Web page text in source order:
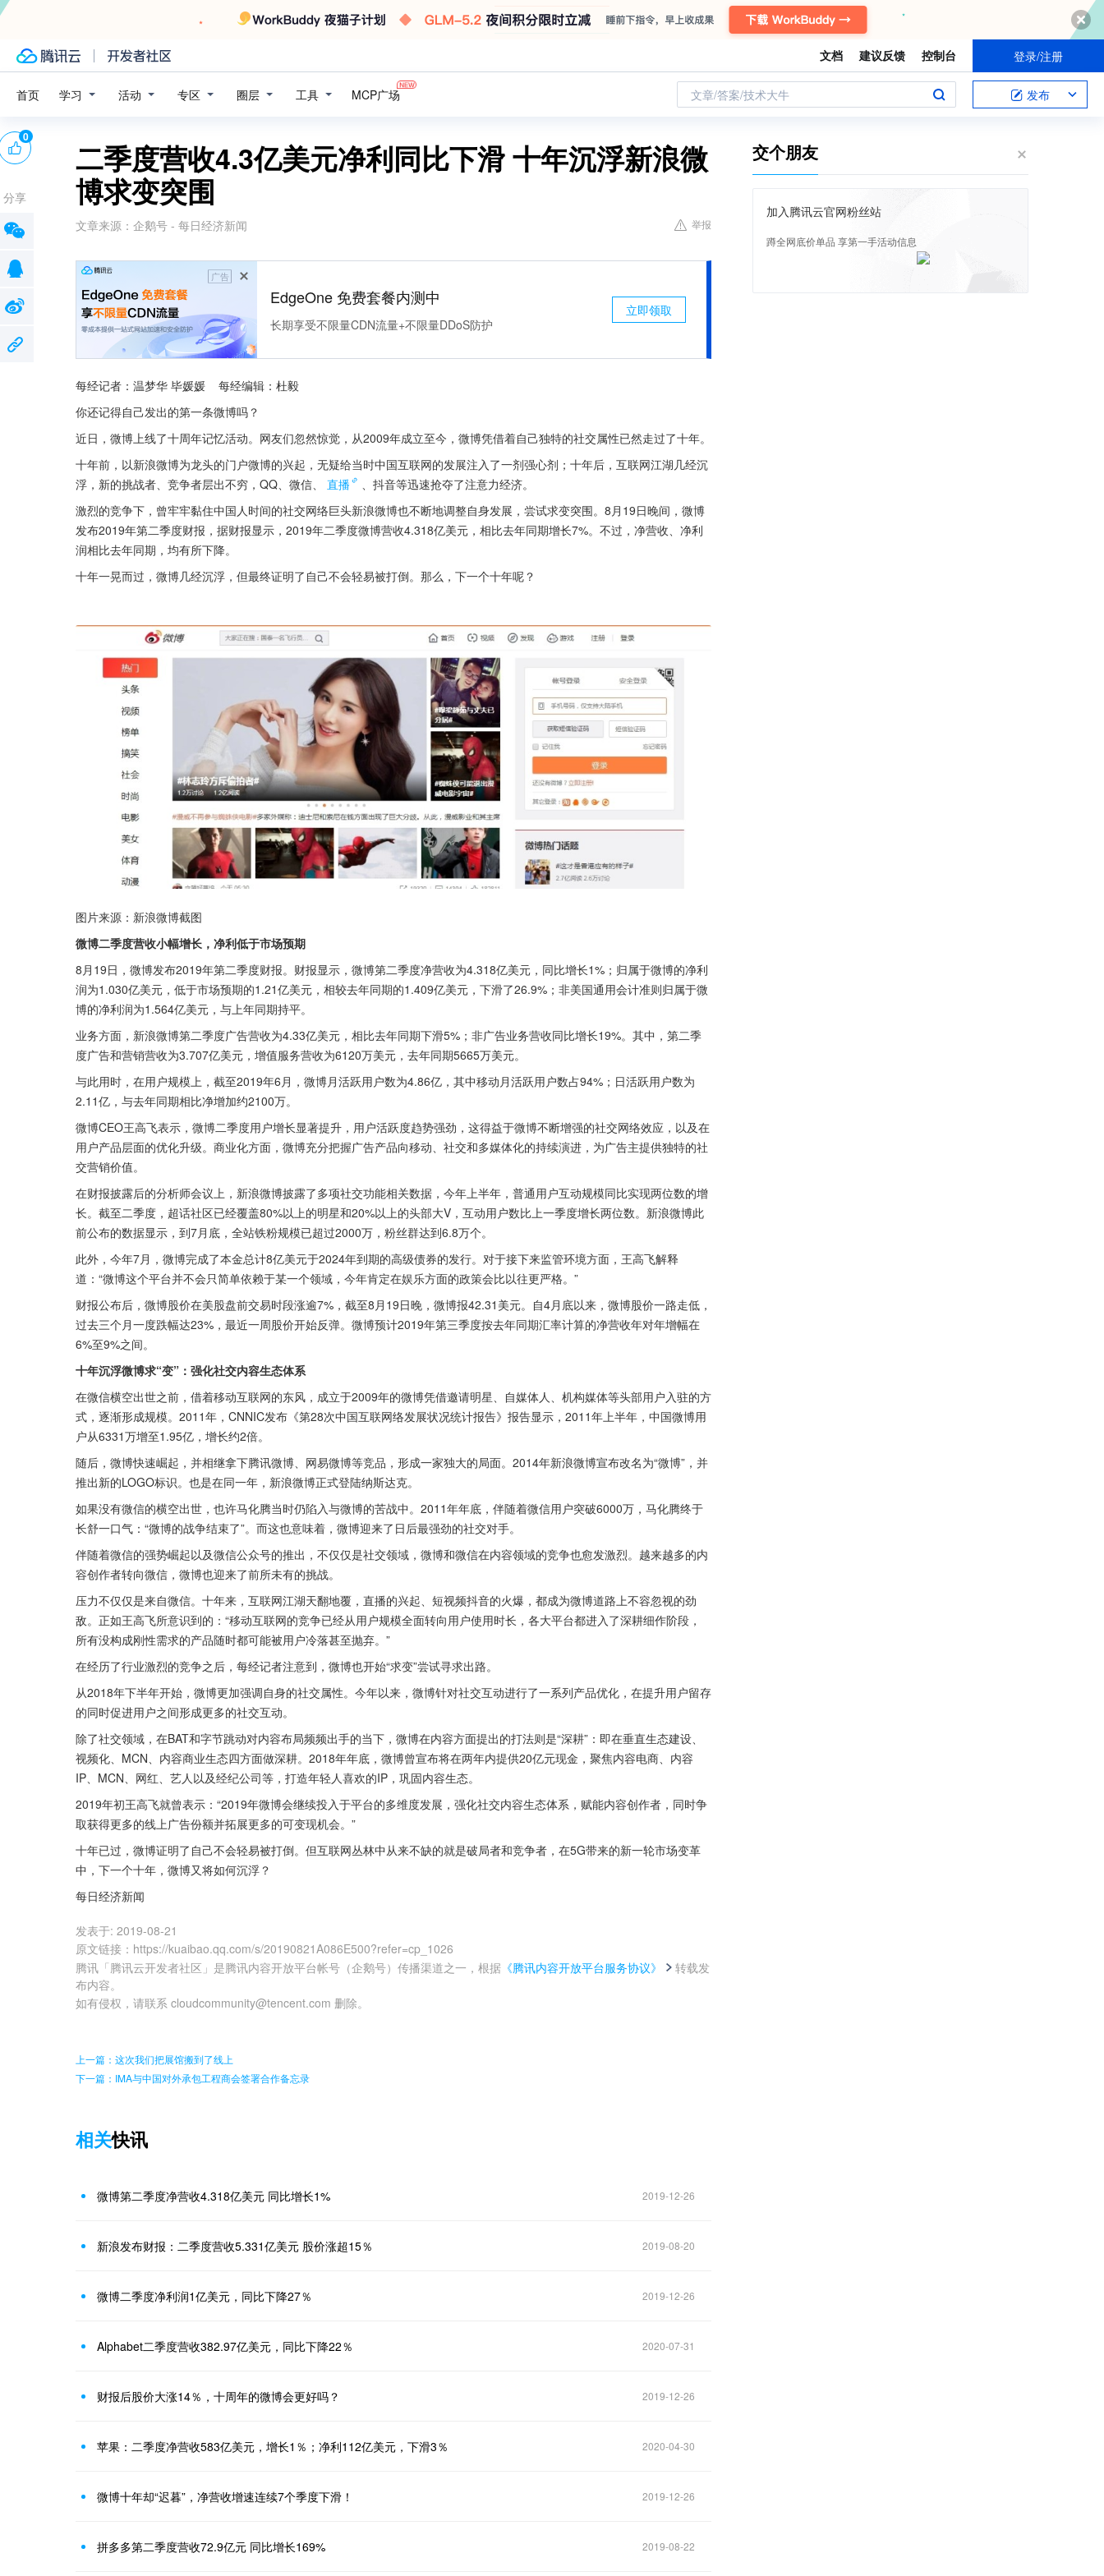
文档 建议反馈 控制台 登录/注册
首页 学习 活动 专区 圈层 工具 MCP广场 文章/答案/技术大牛 发布
二季度营收4.3亿美元净利同比下滑 十年沉浮新浪微
博求变突围
文章来源： 企鹅号 - 每日经济新闻 举报
广告
EdgeOne 免费套餐内测中
长期享受不限量CDN流量+不限量DDoS防护
立即领取
每经记者：温梦华 毕媛媛    每经编辑：杜毅
你还记得自己发出的第一条微博吗？
近日，微博上线了十周年记忆活动。网友们忽然惊觉，从2009年成立至今，微博凭借着自己独特的社交属性已然走过了十年。
十年前，以新浪微博为龙头的门户微博的兴起，无疑给当时中国互联网的发展注入了一剂强心剂；十年后，互联网江湖几经沉
浮，新的挑战者、竞争者层出不穷，QQ、微信、
直播
、抖音等迅速抢夺了注意力经济。
激烈的竞争下，曾牢牢黏住中国人时间的社交网络巨头新浪微博也不断地调整自身发展，尝试求变突围。8月19日晚间，微博
发布2019年第二季度财报，据财报显示，2019年二季度微博营收4.318亿美元，相比去年同期增长7%。不过，净营收、净利
润相比去年同期，均有所下降。
十年一晃而过，微博几经沉浮，但最终证明了自己不会轻易被打倒。那么，下一个十年呢？
图片来源：新浪微博截图
微博二季度营收小幅增长，净利低于市场预期
8月19日，微博发布2019年第二季度财报。财报显示，微博第二季度净营收为4.318亿美元，同比增长1%；归属于微博的净利
润为1.030亿美元，低于市场预期的1.21亿美元，相较去年同期的1.409亿美元，下滑了26.9%；非美国通用会计准则归属于微
博的净利润为1.564亿美元，与上年同期持平。
业务方面，新浪微博第二季度广告营收为4.33亿美元，相比去年同期下滑5%；非广告业务营收同比增长19%。其中，第二季
度广告和营销营收为3.707亿美元，增值服务营收为6120万美元，去年同期5665万美元。
与此用时，在用户规模上，截至2019年6月，微博月活跃用户数为4.86亿，其中移动月活跃用户数占94%；日活跃用户数为
2.11亿，与去年同期相比净增加约2100万。
微博CEO王高飞表示，微博二季度用户增长显著提升，用户活跃度趋势强劲，这得益于微博不断增强的社交网络效应，以及在
用户产品层面的优化升级。商业化方面，微博充分把握广告产品向移动、社交和多媒体化的持续演进，为广告主提供独特的社
交营销价值。
在财报披露后的分析师会议上，新浪微博披露了多项社交功能相关数据，今年上半年，普通用户互动规模同比实现两位数的增
长。截至二季度，超话社区已经覆盖80%以上的明星和20%以上的头部大V，互动用户数比上一季度增长两位数。新浪微博此
前公布的数据显示，到7月底，全站铁粉规模已超过2000万，粉丝群达到6.8万个。
此外，今年7月，微博完成了本金总计8亿美元于2024年到期的高级债券的发行。对于接下来监管环境方面，王高飞解释
道：“微博这个平台并不会只简单依赖于某一个领域，今年肯定在娱乐方面的政策会比以往更严格。”
财报公布后，微博股价在美股盘前交易时段涨逾7%，截至8月19日晚，微博报42.31美元。自4月底以来，微博股价一路走低，
过去三个月一度跌幅达23%，最近一周股价开始反弹。微博预计2019年第三季度按去年同期汇率计算的净营收年对年增幅在
6%至9%之间。
十年沉浮微博求“变”：强化社交内容生态体系
在微信横空出世之前，借着移动互联网的东风，成立于2009年的微博凭借邀请明星、自媒体人、机构媒体等头部用户入驻的方
式，逐渐形成规模。2011年，CNNIC发布《第28次中国互联网络发展状况统计报告》报告显示，2011年上半年，中国微博用
户从6331万增至1.95亿，增长约2倍。
随后，微博快速崛起，并相继拿下腾讯微博、网易微博等竞品，形成一家独大的局面。2014年新浪微博宣布改名为“微博”，并
推出新的LOGO标识。也是在同一年，新浪微博正式登陆纳斯达克。
如果没有微信的横空出世，也许马化腾当时仍陷入与微博的苦战中。2011年年底，伴随着微信用户突破6000万，马化腾终于
长舒一口气：“微博的战争结束了”。而这也意味着，微博迎来了日后最强劲的社交对手。
伴随着微信的强势崛起以及微信公众号的推出，不仅仅是社交领域，微博和微信在内容领域的竞争也愈发激烈。越来越多的内
容创作者转向微信，微博也迎来了前所未有的挑战。
压力不仅仅是来自微信。十年来，互联网江湖天翻地覆，直播的兴起、短视频抖音的火爆，都成为微博道路上不容忽视的劲
敌。正如王高飞所意识到的：“移动互联网的竞争已经从用户规模全面转向用户使用时长，各大平台都进入了深耕细作阶段，
所有没构成刚性需求的产品随时都可能被用户冷落甚至抛弃。”
在经历了行业激烈的竞争之后，每经记者注意到，微博也开始“求变”尝试寻求出路。
从2018年下半年开始，微博更加强调自身的社交属性。今年以来，微博针对社交互动进行了一系列产品优化，在提升用户留存
的同时促进用户之间形成更多的社交互动。
除了社交领域，在BAT和字节跳动对内容布局频频出手的当下，微博在内容方面提出的打法则是“深耕”：即在垂直生态建设、
视频化、MCN、内容商业生态四方面做深耕。2018年年底，微博曾宣布将在两年内提供20亿元现金，聚焦内容电商、内容
IP、MCN、网红、艺人以及经纪公司等，打造年轻人喜欢的IP，巩固内容生态。
2019年初王高飞就曾表示：“2019年微博会继续投入于平台的多维度发展，强化社交内容生态体系，赋能内容创作者，同时争
取获得更多的线上广告份额并拓展更多的可变现机会。”
十年已过，微博证明了自己不会轻易被打倒。但互联网丛林中从来不缺的就是破局者和竞争者，在5G带来的新一轮市场变革
中，下一个十年，微博又将如何沉浮？
每日经济新闻
发表于: 2019-08-21
原文链接 ： https://kuaibao.qq.com/s/20190821A086E500?refer=cp_1026
腾讯「腾讯云开发者社区」是腾讯内容开放平台帐号（企鹅号）传播渠道之一，根据 《腾讯内容开放平台服务协议》
转载发
布内容。
如有侵权，请联系 cloudcommunity@tencent.com 删除。
0
分享
上一篇：这次我们把展馆搬到了线上
下一篇：IMA与中国对外承包工程商会签署合作备忘录
相关快讯
微博第二季度净营收4.318亿美元 同比增长1% 2019-12-26
新浪发布财报：二季度营收5.331亿美元 股价涨超15％ 2019-08-20
微博二季度净利润1亿美元，同比下降27％ 2019-12-26
Alphabet二季度营收382.97亿美元，同比下降22％ 2020-07-31
财报后股价大涨14％，十周年的微博会更好吗？ 2019-12-26
苹果：二季度净营收583亿美元，增长1％；净利112亿美元，下滑3％ 2020-04-30
微博十年却“迟暮”，净营收增速连续7个季度下滑！ 2019-12-26
拼多多第二季度营收72.9亿元 同比增长169% 2019-08-22
交个朋友
加入腾讯云官网粉丝站
蹲全网底价单品 享第一手活动信息